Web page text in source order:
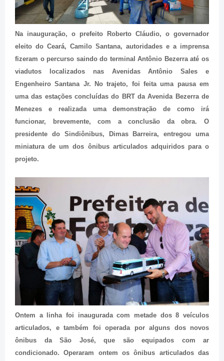
Na inauguração, o prefeito Roberto Cláudio, o governador
eleito do Ceará, Camilo Santana, autoridades e a imprensa
fizeram o percurso saindo do terminal Antônio Bezerra até os
viadutos localizados nas Avenidas Antônio Sales e
Engenheiro Santana Jr. No trajeto, foi feita uma pausa em
uma das estações concluídas do BRT da Avenida Bezerra de
Menezes e realizada uma demonstração de como irá
funcionar, brevemente, com a conclusão da obra. O
presidente do Sindiônibus, Dimas Barreira, entregou uma
miniatura de um dos ônibus articulados adquiridos para o
projeto.
Ontem a linha foi inaugurada com metade dos 8 veículos
articulados, e também foi operada por alguns dos novos
ônibus da São José, que são equipados com ar
condicionado. Operaram ontem os ônibus articulados das